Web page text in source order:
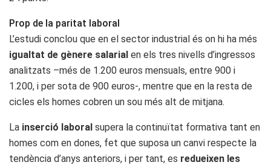
Prop de la paritat laboral
L’estudi conclou que en el sector industrial és on hi ha més
igualtat de gènere salarial en els tres nivells d’ingressos
analitzats –més de 1.200 euros mensuals, entre 900 i
1.200, i per sota de 900 euros-, mentre que en la resta de
cicles els homes cobren un sou més alt de mitjana.
La inserció laboral supera la continuïtat formativa tant en
homes com en dones, fet que suposa un canvi respecte la
tendència d’anys anteriors, i per tant, es redueixen les